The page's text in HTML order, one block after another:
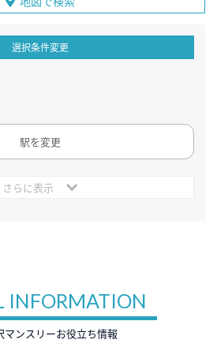
選択条件変更
駅を変更
さらに表示
INFORMATION
マンスリーお役立ち情報